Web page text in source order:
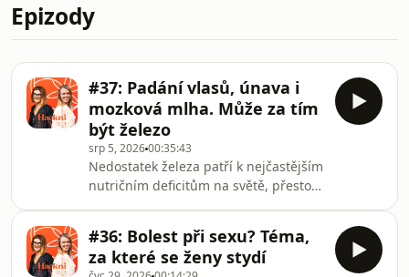
Epizody
#37: Padání vlasů, únava i
mozková mlha. Může za tím
být železo
srp 5, 202600:35:43
Nedostatek železa patří k nejčastějším
nutričním deficitům na světě, přesto
věku. &#39;V nové epizodě podcastu
Hackni život vysvětlují Míša Kačena a
#36: Bolest při sexu? Téma,
za které se ženy stydí